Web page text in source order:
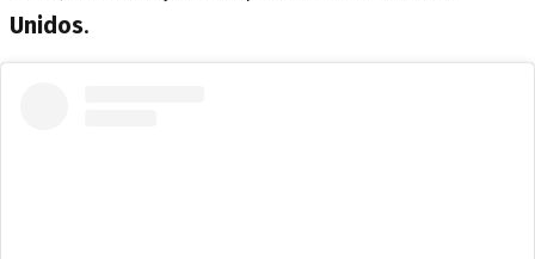
Unidos.